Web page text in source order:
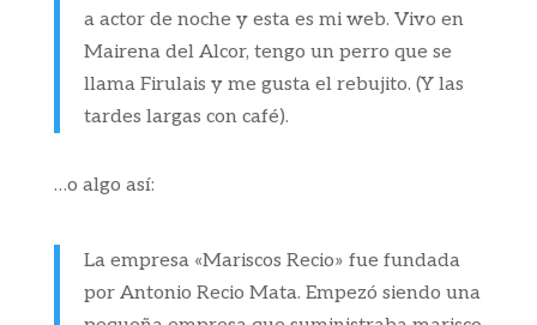
a actor de noche y esta es mi web. Vivo en
Mairena del Alcor, tengo un perro que se
llama Firulais y me gusta el rebujito. (Y las
tardes largas con café).
…o algo así:
La empresa «Mariscos Recio» fue fundada
por Antonio Recio Mata. Empezó siendo una